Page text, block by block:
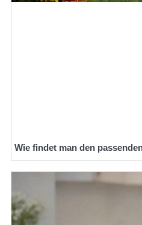
Wie findet man den